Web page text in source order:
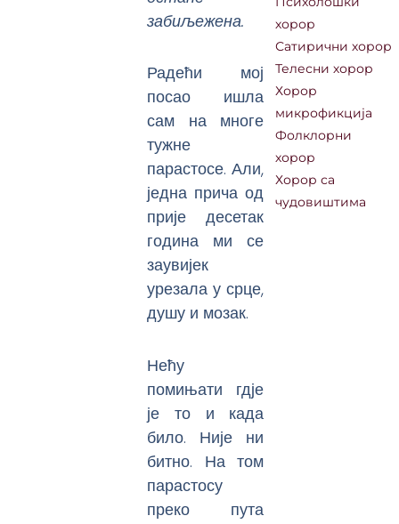
забиљежена.
Радећи мој
посао ишла
сам на многе
тужне
парастосе. Али,
једна прича од
прије десетак
година ми се
заувијек
урезала у срце,
душу и мозак.
Нећу
помињати гдје
је то и када
било. Није ни
битно. На том
парастосу
преко пута
хорор
Сатирични хорор
Телесни хорор
Хорор
микрофикција
Фолклорни
хорор
Хорор са
чудовиштима